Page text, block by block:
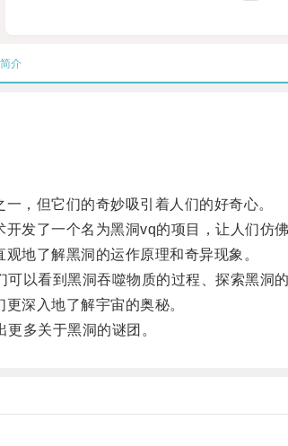
简介
但它们的奇妙吸引着人们的好奇心。
了一个名为黑洞vq的项目，让人们仿佛
了解黑洞的运作原理和奇异现象。
看到黑洞吞噬物质的过程、探索黑洞的
深入地了解宇宙的奥秘。
多关于黑洞的谜团。